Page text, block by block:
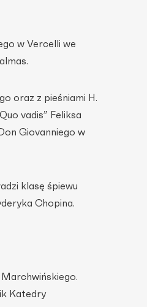
w Vercelli we
oraz z pieśniami H.
vadis” Feliksa
Giovanniego w
klasę śpiewu
Chopina.
Katedry